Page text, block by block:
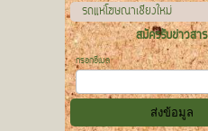
รถแห่โฆษณาเชียงใหม่
สมัครรับข่าวสาร
กรอกอีเมล